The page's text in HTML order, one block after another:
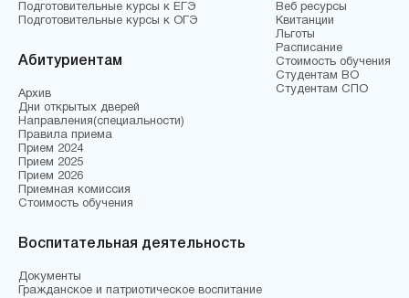
Подготовительные курсы к ЕГЭ
Подготовительные курсы к ОГЭ
Абитуриентам
Архив
Дни открытых дверей
Направления(специальности)
Правила приема
Прием 2024
Прием 2025
Прием 2026
Приемная комиссия
Стоимость обучения
Веб ресурсы
Квитанции
Льготы
Расписание
Стоимость обучения
Студентам ВО
Студентам СПО
Воспитательная деятельность
Документы
Гражданское и патриотическое воспитание